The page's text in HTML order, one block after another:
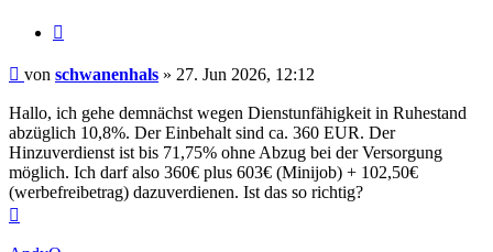
Beitrag
von schwanenhals » 27. Jun 2026, 12:12
Hallo, ich gehe demnächst wegen Dienstunfähigkeit in Ruhestand
abzüglich 10,8%. Der Einbehalt sind ca. 360 EUR. Der
Hinzuverdienst ist bis 71,75% ohne Abzug bei der Versorgung
möglich. Ich darf also 360€ plus 603€ (Minijob) + 102,50€
(werbefreibetrag) dazuverdienen. Ist das so richtig?